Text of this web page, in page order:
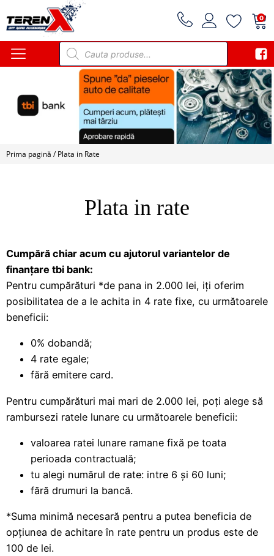
0
Products
search
Prima pagină / Plata in Rate
Plata in rate
Cumpără chiar acum cu ajutorul variantelor de
finanțare tbi bank:
Pentru cumpărături *de pana in 2.000 lei, iți oferim
posibilitatea de a le achita in 4 rate fixe, cu următoarele
beneficii:
0% dobandă;
4 rate egale;
fără emitere card.
Pentru cumpărături mai mari de 2.000 lei, poți alege să
rambursezi ratele lunare cu următoarele beneficii:
valoarea ratei lunare ramane fixă pe toata
perioada contractuală;
tu alegi numărul de rate: intre 6 și 60 luni;
fără drumuri la bancă.
*Suma minimă necesară pentru a putea beneficia de
opțiunea de achitare în rate pentru un produs este de
100 de lei.